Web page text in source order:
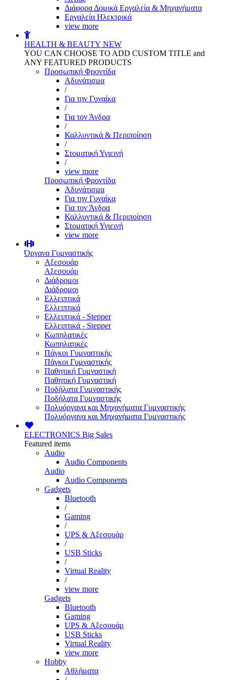
Διάφορα Δομικά Εργαλεία & Μηχανήματα
Εργαλεία Ηλεκτρικά
view more
HEALTH & BEAUTY NEW
YOU CAN CHOOSE TO ADD CUSTOM TITLE and
ANY FEATURED PRODUCTS
Προσωπική Φροντίδα
Αδυνάτισμα
/
Για την Γυναίκα
/
Για τον Άνδρα
/
Καλλυντικά & Περιποίηση
/
Στοματική Υγιεινή
/
view more
Προσωπική Φροντίδα
Αδυνάτισμα
Για την Γυναίκα
Για τον Άνδρα
Καλλυντικά & Περιποίηση
Στοματική Υγιεινή
view more
Όργανα Γυμναστικής
Αξεσουάρ
Αξεσουάρ
Διάδρομοι
Διάδρομοι
Ελλειπτικά
Ελλειπτικά
Ελλειπτικά - Stepper
Ελλειπτικά - Stepper
Κωπηλατικές
Κωπηλατικές
Πάγκοι Γυμναστικής
Πάγκοι Γυμναστικής
Παθητική Γυμναστική
Παθητική Γυμναστική
Ποδήλατα Γυμναστικής
Ποδήλατα Γυμναστικής
Πολυόργανα και Μηχανήματα Γυμναστικής
Πολυόργανα και Μηχανήματα Γυμναστικής
ELECTRONICS Big Sales
Featured items
Audio
Audio Components
Audio
Audio Components
Gadgets
Bluetooth
/
Gaming
/
UPS & Αξεσουάρ
/
USB Sticks
/
Virtual Reality
/
view more
Gadgets
Bluetooth
Gaming
UPS & Αξεσουάρ
USB Sticks
Virtual Reality
view more
Hobby
Αθλήματα